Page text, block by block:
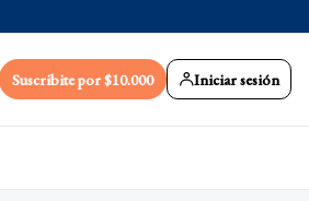
Suscribite por $10.000 Iniciar sesión